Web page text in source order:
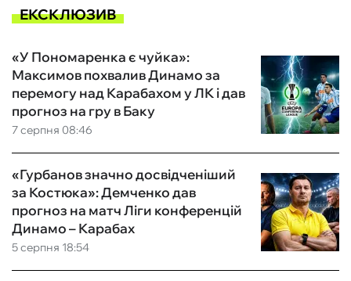
ЕКСКЛЮЗИВ
7 серпня 08:46
«У Пономаренка є чуйка»:
Максимов похвалив Динамо за
перемогу над Карабахом у ЛК і дав
прогноз на гру в Баку
5 серпня 18:54
«Гурбанов значно досвідченіший
за Костюка»: Демченко дав
прогноз на матч Ліги конференцій
Динамо – Карабах